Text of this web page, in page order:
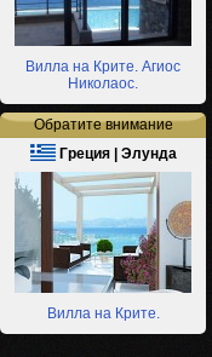
Вилла на Крите. Агиос
Николаос.
Обратите внимание
Греция | Элунда
Вилла на Крите.